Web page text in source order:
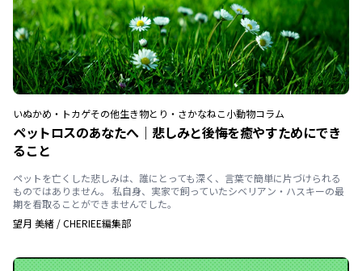
いぬかめ・トカゲその他生き物とり・さかなねこ小動物コラム
ペットロスのあなたへ｜悲しみと後悔を癒やすためにでき
ること
ペットを亡くした悲しみは、誰にとっても深く、言葉で簡単に片づけられる
ものではありません。 私自身、実家で飼っていたシベリアン・ハスキーの最
期を看取ることができませんでした。
望月 美緒 /CHERIEE編集部